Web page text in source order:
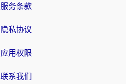
服务条款
隐私协议
应用权限
联系我们